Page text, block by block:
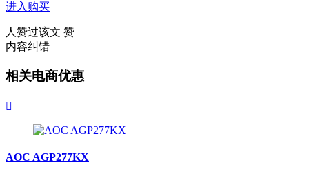
进入购买
人赞过该文 赞
内容纠错
相关电商优惠

AOC AGP277KX